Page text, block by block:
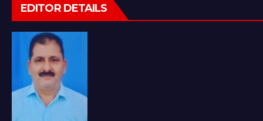
EDITOR DETAILS